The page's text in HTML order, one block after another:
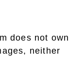
does not own
neither